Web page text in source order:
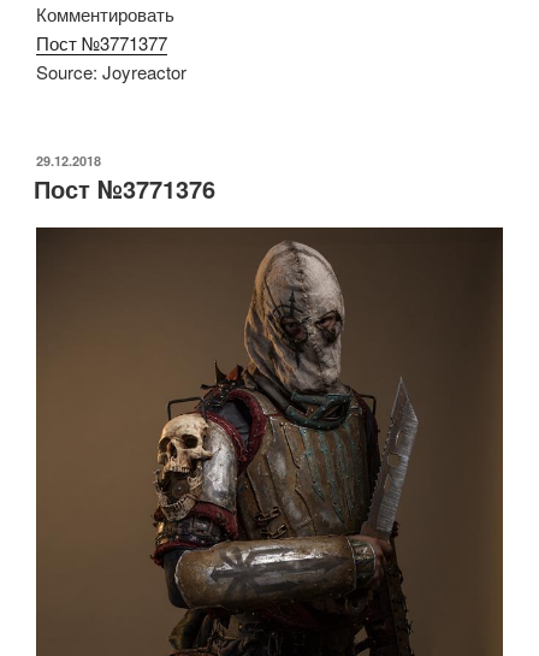
Комментировать
Пост №3771377
Source: Joyreactor
ОПУБЛИКОВАНО
29.12.2018
Пост №3771376